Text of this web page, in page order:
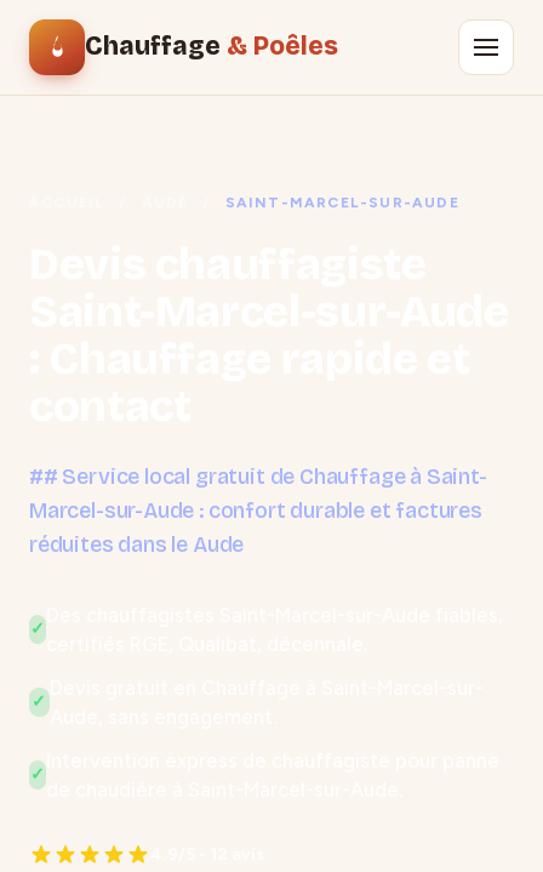
Chauffage & Poêles
SAINT-MARCEL-SUR-AUDE
## Service local gratuit de Chauffage à Saint-
Marcel-sur-Aude : confort durable et factures
réduites dans le Aude
✓
✓
Aude, sans engagement.
✓
Intervention express de chauffagiste pour panne
de chaudière à Saint-Marcel-sur-Aude.